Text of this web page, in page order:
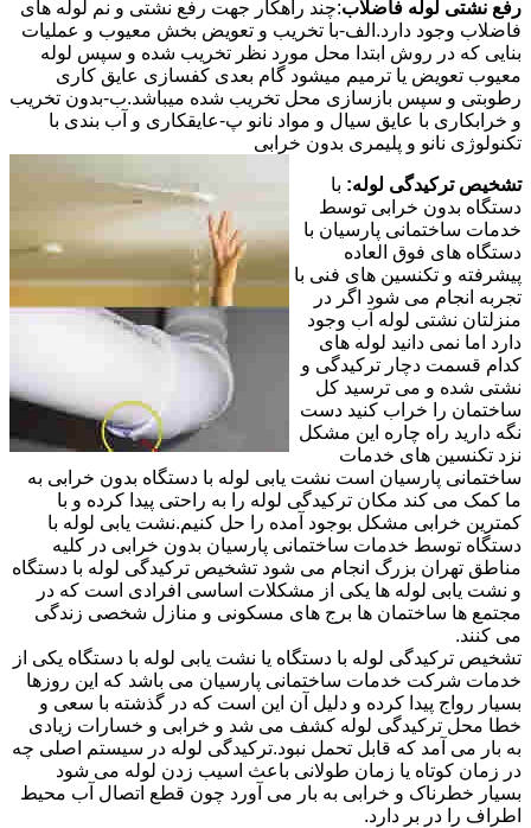
رفع نشتی لوله فاضلاب:چند راهکار جهت رفع نشتی و نم لوله های
فاضلاب وجود دارد.الف-با تخریب و تعویض بخش معیوب و عملیات
بنایی که در روش ابتدا محل مورد نظر تخریب شده و سپس لوله
معیوب تعویض یا ترمیم میشود گام بعدی کفسازی عایق کاری
رطوبتی و سپس بازسازی محل تخریب شده میباشد.ب-بدون تخریب
و خرابکاری با عایق سیال و مواد نانو پ-عایقکاری و آب بندی با
تکنولوژی نانو و پلیمری بدون خرابی
تشخیص ترکیدگی لوله: با
دستگاه بدون خرابی توسط
خدمات ساختمانی پارسیان با
دستگاه های فوق العاده
پیشرفته و تکنسین های فنی با
تجربه انجام می شود اگر در
منزلتان نشتی لوله آب وجود
دارد اما نمی دانید لوله های
کدام قسمت دچار ترکیدگی و
نشتی شده و می ترسید کل
ساختمان را خراب کنید دست
نگه دارید راه چاره این مشکل
نزد تکنسین های خدمات
ساختمانی پارسیان است نشت یابی لوله با دستگاه بدون خرابی به
ما کمک می کند مکان ترکیدگی لوله را به راحتی پیدا کرده و با
کمترین خرابی مشکل بوجود آمده را حل کنیم.نشت یابی لوله با
دستگاه توسط خدمات ساختمانی پارسیان بدون خرابی در کلیه
مناطق تهران بزرگ انجام می شود تشخیص ترکیدگی لوله با دستگاه
و نشت یابی لوله ها یکی از مشکلات اساسی افرادی است که در
مجتمع ها ساختمان ها برج های مسکونی و منازل شخصی زندگی
می کنند.
تشخیص ترکیدگی لوله با دستگاه یا نشت یابی لوله با دستگاه یکی از
خدمات شرکت خدمات ساختمانی پارسیان می باشد که این روزها
بسیار رواج پیدا کرده و دلیل آن این است که در گذشته با سعی و
خطا محل ترکیدگی لوله کشف می شد و خرابی و خسارات زیادی
به بار می آمد که قابل تحمل نبود.ترکیدگی لوله در سیستم اصلی چه
در زمان کوتاه یا زمان طولانی باعث اسیب زدن لوله می شود
بسیار خطرناک و خرابی به بار می آورد چون قطع اتصال آب محیط
اطراف را در بر دارد.